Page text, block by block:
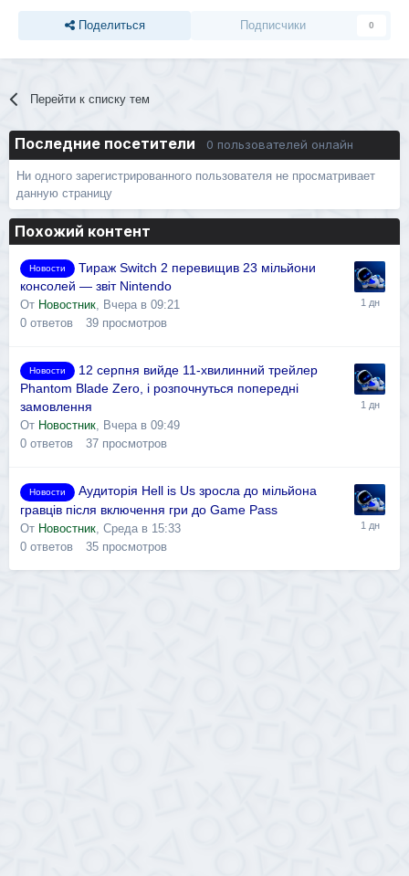
Поделиться Подписчики 0
Перейти к списку тем
Последние посетители 0 пользователей онлайн
Ни одного зарегистрированного пользователя не просматривает
данную страницу
Похожий контент
Новости
Тираж Switch 2 перевищив 23 мільйони
консолей — звіт Nintendo
От Новостник
Вчера в 09:21
0 ответов 39 просмотров
Новости
12 серпня вийде 11-хвилинний трейлер
Phantom Blade Zero, і розпочнуться попередні
замовлення
От Новостник, Вчера в 09:49
0 ответов 37 просмотров
Новости
Аудиторія Hell is Us зросла до мільйона
гравців після включення гри до Game Pass
От Новостник Среда в 15:33
0 ответов 35 просмотров